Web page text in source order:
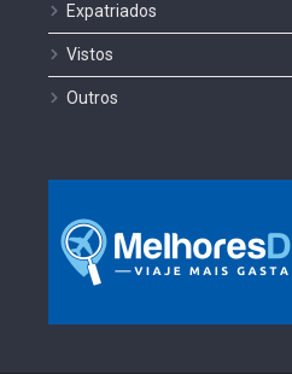
Expatriados
Vistos
Outros